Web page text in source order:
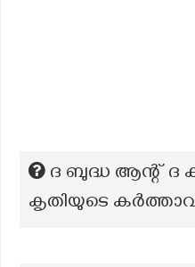
ദ ബുദ്ധ ആന്റ് ദ
കൃതിയുടെ